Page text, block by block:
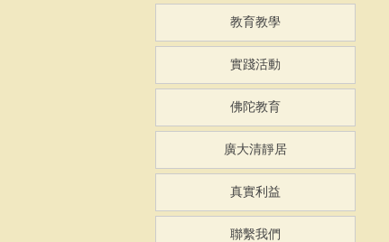
教育教學
實踐活動
佛陀教育
廣大清靜居
真實利益
聯繫我們